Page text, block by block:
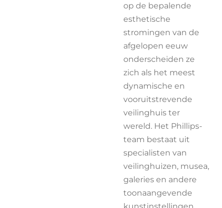
op de bepalende
esthetische
stromingen van de
afgelopen eeuw
onderscheiden ze
zich als het meest
dynamische en
vooruitstrevende
veilinghuis ter
wereld. Het Phillips-
team bestaat uit
specialisten van
veilinghuizen, musea,
galeries en andere
toonaangevende